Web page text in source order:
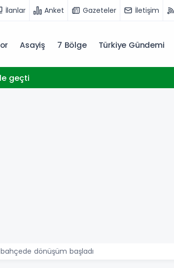
İlanlar Anket Gazeteler İletişim
Asayiş 7 Bölge Türkiye Gündemi
geçti
dönüşüm başladı